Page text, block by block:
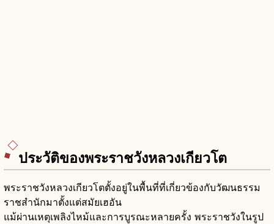
ประวัติของพระราชวังหลวงเกียวโต
พระราชวังหลวงเกียวโตตั้งอยู่ในพื้นที่ที่เกี่ยวข้องกับวัฒนธรรม
ราชสำนักมาตั้งแต่สมัยเฮอัน
แม้ผ่านเหตุเพลิงไหม้และการบูรณะหลายครั้ง พระราชวังในรูป